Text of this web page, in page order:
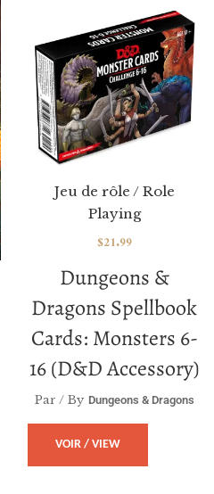
Dungeons &
Dragons Spellbook
Cards: Monsters 6-
16 (D&D Accessory)
Jeu de rôle / Role
Playing
$21.99
Par / By Dungeons & Dragons
VOIR / VIEW